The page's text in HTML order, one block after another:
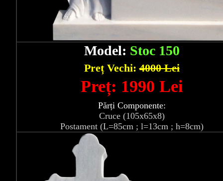
Model: Stoc 150
Preț Vechi:4000 Lei
Preț: 1990 Lei
Părți Componente:
Cruce (105x65x8)
Postament (L=85cm ; l=13cm ; h=8cm)